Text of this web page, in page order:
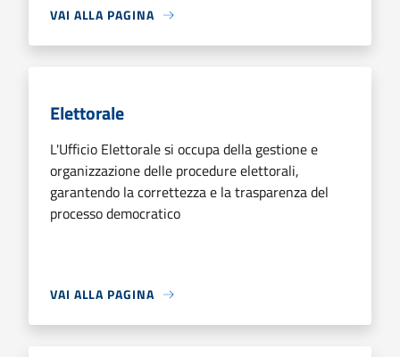
VAI ALLA PAGINA
Elettorale
L'Ufficio Elettorale si occupa della gestione e
organizzazione delle procedure elettorali,
garantendo la correttezza e la trasparenza del
processo democratico
VAI ALLA PAGINA